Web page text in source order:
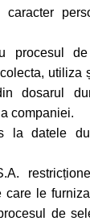
procesul
utiliza
dosarul
companiei.
la datele
care le
de